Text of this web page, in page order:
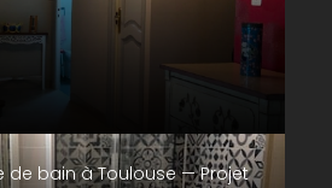
de bain à Toulouse — Projet